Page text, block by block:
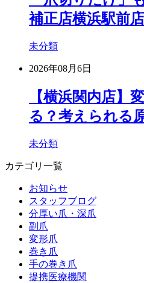
補正店横浜駅前店
未分類
2026年08月6日
【横浜関内店】
る？考えられる
未分類
カテゴリ一覧
お知らせ
スタッフブログ
分厚い爪・深爪
副爪
変形爪
巻き爪
手の巻き爪
提携医療機関